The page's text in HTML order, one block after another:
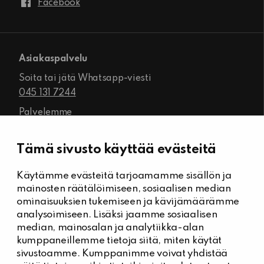
Tämä sivusto käyttää evästeitä
Käytämme evästeitä tarjoamamme sisällön ja
mainosten räätälöimiseen, sosiaalisen median
ominaisuuksien tukemiseen ja kävijämäärämme
analysoimiseen. Lisäksi jaamme sosiaalisen
median, mainosalan ja analytiikka-alan
kumppaneillemme tietoja siitä, miten käytät
sivustoamme. Kumppanimme voivat yhdistää
Facebook
Asiakaspalvelu
Soita tai jätä Whatsapp-viesti
045 131 7244
Palvelemme
Kiinteistöhuolto
Päivystysnumero, Kiinteistöässät
044 704 7632
Kiinteistönhuollon yhteystiedot
Tee vikailmoitus